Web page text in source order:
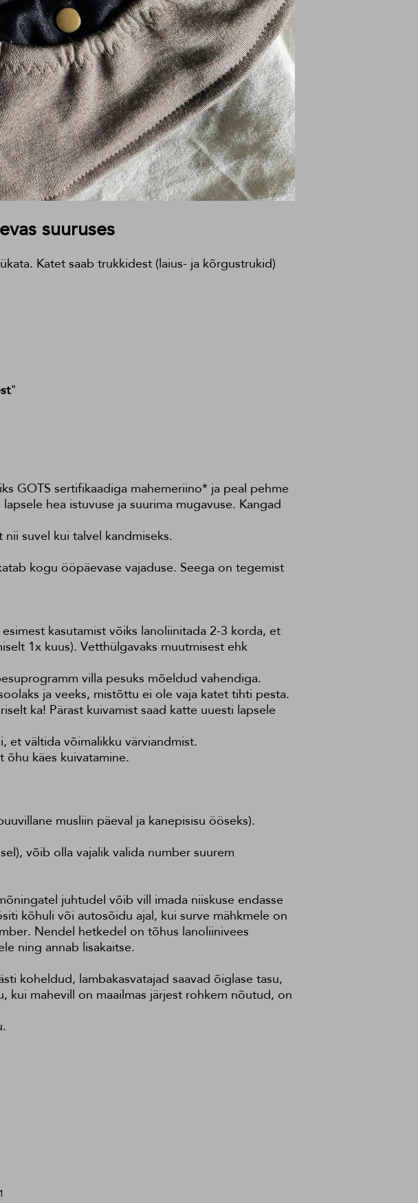
suuruses
Katet saab trukkidest (laius- ja kõrgustrukid)
"
GOTS sertifikaadiga mahemeriino* ja peal pehme
hea istuvuse ja suurima mugavuse. Kangad
suvel kui talvel kandmiseks.
kogu ööpäevase vajaduse. Seega on tegemist
kasutamist võiks lanoliinitada 2-3 korda, et
1x kuus). Vetthülgavaks muutmisest ehk
villa pesuks mõeldud vahendiga.
ja veeks, mistõttu ei ole vaja katet tihti pesta.
ka! Pärast kuivamist saad katte uuesti lapsele
et vältida võimalikku värviandmist.
õhu käes kuivatamine.
musliin päeval ja kanepisisu ööseks).
võib olla vajalik valida number suurem
juhtudel võib vill imada niiskuse endasse
kõhuli või autosõidu ajal, kui surve mähkmele on
Nendel hetkedel on tõhus lanoliinivees
ning annab lisakaitse.
koheldud, lambakasvatajad saavad õiglase tasu,
kui mahevill on maailmas järjest rohkem nõutud, on